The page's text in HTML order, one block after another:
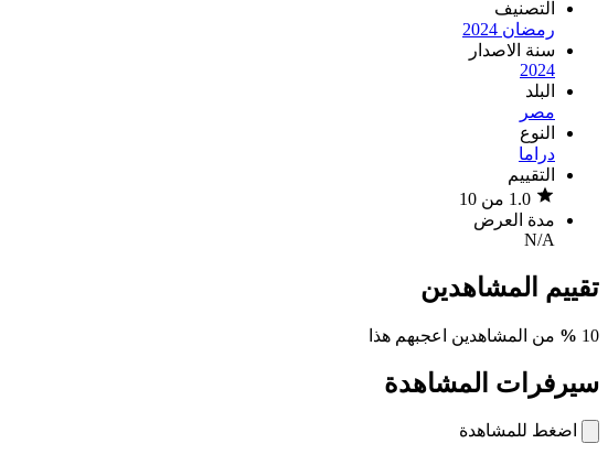
التصنيف
رمضان 2024
سنة الاصدار
2024
البلد
مصر
النوع
دراما
التقييم
مدة العرض
N/A
تقييم المشاهدين
10
% من المشاهدين اعجبهم هذا
سيرفرات المشاهدة
اضغط للمشاهدة